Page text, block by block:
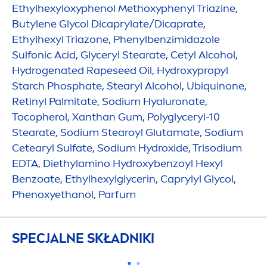
Ethylhexyloxyphenol Methoxyphenyl Triazine,
Butylene Glycol Dicaprylate/Dicaprate,
Ethylhexyl Triazone, Phenylbenzimidazole
Sulfonic Acid, Glyceryl Stearate, Cetyl Alcohol,
Hydrogenated Rapeseed Oil, Hydroxypropyl
Starch Phosphate, Stearyl Alcohol, Ubiquinone,
Retinyl Palmitate, Sodium Hyaluronate,
Tocopherol, Xanthan Gum, Polyglyceryl-10
Stearate, Sodium Stearoyl Glutamate, Sodium
Cetearyl Sulfate, Sodium Hydroxide, Trisodium
EDTA, Diethylamino Hydroxybenzoyl Hexyl
Benzoate, Ethylhexylglycerin, Caprylyl Glycol,
Phenoxyethanol, Parfum
SPECJALNE SKŁADNIKI